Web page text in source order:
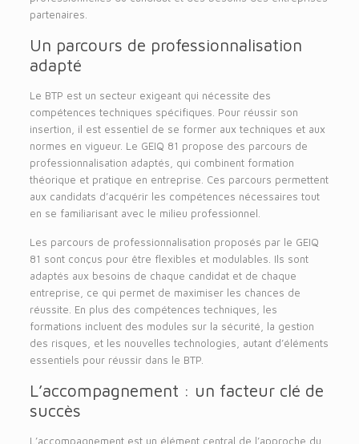
partenaires.
Un parcours de professionnalisation
adapté
Le BTP est un secteur exigeant qui nécessite des
compétences techniques spécifiques. Pour réussir son
insertion, il est essentiel de se former aux techniques et aux
normes en vigueur. Le GEIQ 81 propose des parcours de
professionnalisation adaptés, qui combinent formation
théorique et pratique en entreprise. Ces parcours permettent
aux candidats d’acquérir les compétences nécessaires tout
en se familiarisant avec le milieu professionnel.
Les parcours de professionnalisation proposés par le GEIQ
81 sont conçus pour être flexibles et modulables. Ils sont
adaptés aux besoins de chaque candidat et de chaque
entreprise, ce qui permet de maximiser les chances de
réussite. En plus des compétences techniques, les
formations incluent des modules sur la sécurité, la gestion
des risques, et les nouvelles technologies, autant d’éléments
essentiels pour réussir dans le BTP.
L’accompagnement : un facteur clé de
succès
L’accompagnement est un élément central de l’approche du